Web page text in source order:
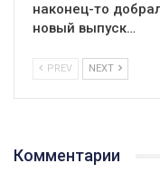
наконец-то
новый выпуск…
PREV NEXT
Комментарии